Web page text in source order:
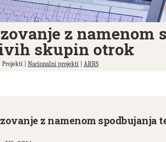
z namenom
skupin otrok
Projekti | Nacionalni projekti ARRS
z namenom